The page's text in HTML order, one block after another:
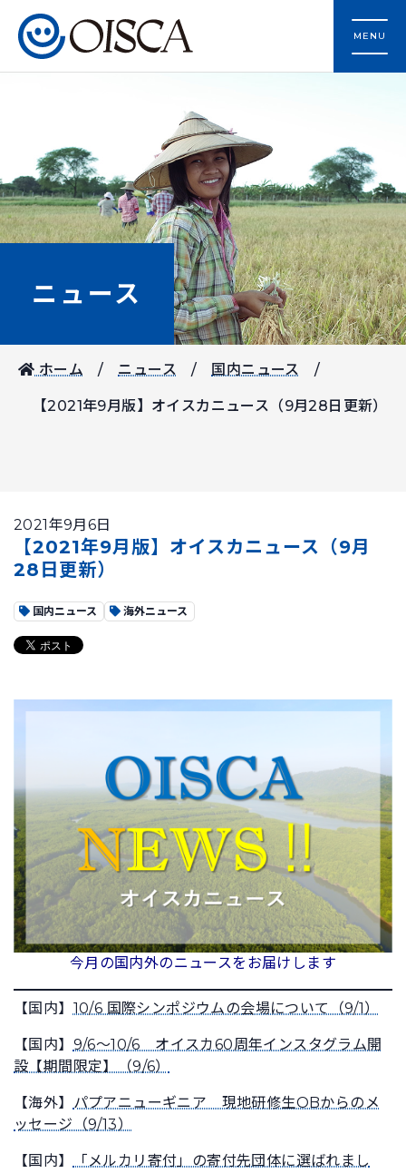
MENU
ニュース
ホーム ニュース 国内ニュース
【2021年9月版】オイスカニュース（9月28日更新）
2021年9月6日
【2021年9月版】オイスカニュース（9月
28日更新）
国内ニュース 海外ニュース
今月の国内外のニュースをお届けします
【国内】 10/6 国際シンポジウムの会場について（9/1）
【国内】 9/6～10/6 オイスカ60周年インスタグラム開
設【期間限定】（9/6）
【海外】 パプアニューギニア 現地研修生OBからのメ
ッセージ（9/13）
【国内】
「メルカリ寄付」の寄付先団体に選ばれまし